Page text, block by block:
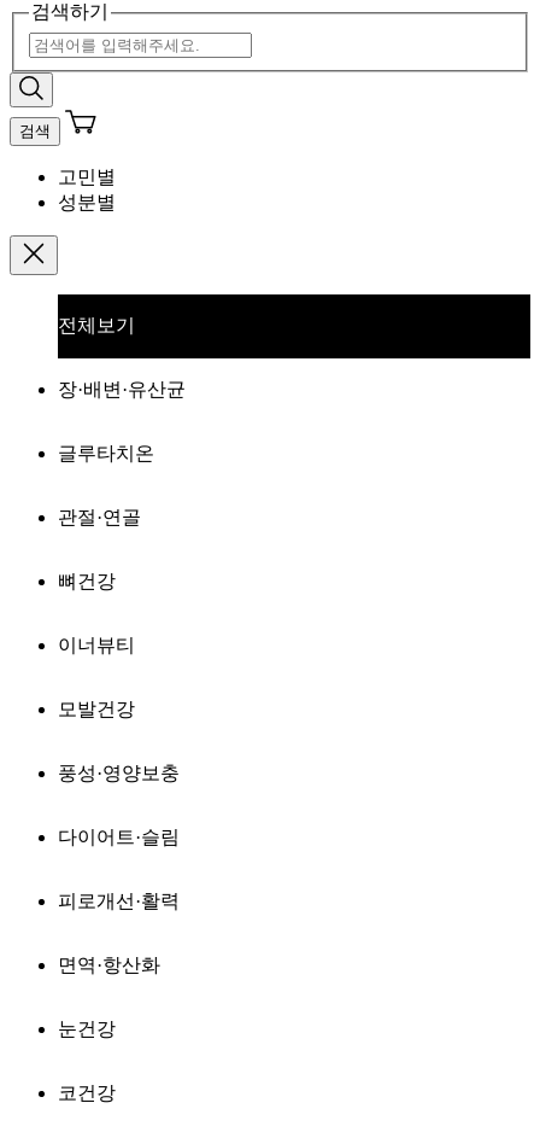
검색하기
검색
고민별
성분별
전체보기
장·배변·유산균
글루타치온
관절·연골
뼈건강
이너뷰티
모발건강
풍성·영양보충
다이어트·슬림
피로개선·활력
면역·항산화
눈건강
코건강